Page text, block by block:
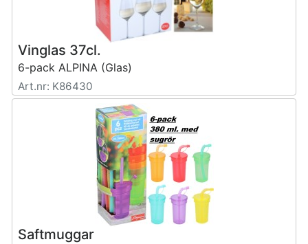
Vinglas 37cl.
6-pack ALPINA (Glas)
Art.nr: K86430
Saftmuggar